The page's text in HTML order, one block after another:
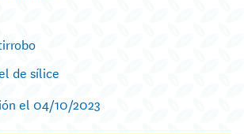
de sílice
el 04/10/2023